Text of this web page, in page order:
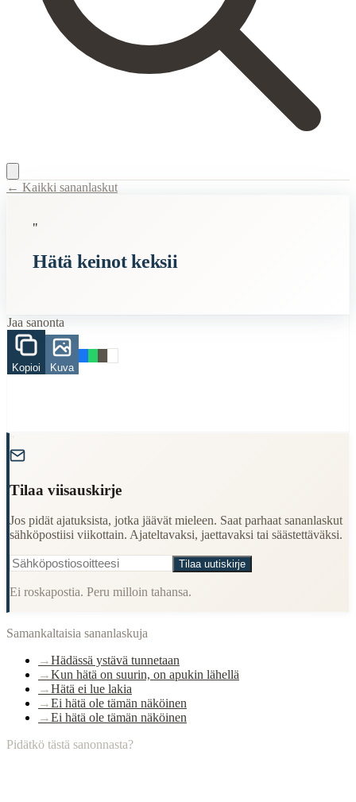
Semantic Themes
Related Topics
hätä
keino
Language:Finnish (suomi)
Origin:Finland
Period:Traditional folk wisdom
← Kaikki sananlaskut
"
Hätä keinot keksii
Jaa sanonta
Kopioi Kuva
Tilaa viisauskirje
Jos pidät ajatuksista, jotka jäävät mieleen. Saat parhaat sananlaskut
sähköpostiisi viikottain. Ajateltavaksi, jaettavaksi tai säästettäväksi.
Tilaa uutiskirje
Ei roskapostia. Peru milloin tahansa.
Samankaltaisia sananlaskuja
→Hädässä ystävä tunnetaan
→Kun hätä on suurin, on apukin lähellä
→Hätä ei lue lakia
→Ei hätä ole tämän näköinen
→Ei hätä ole tämän näköinen
Pidätkö tästä sanonnasta?